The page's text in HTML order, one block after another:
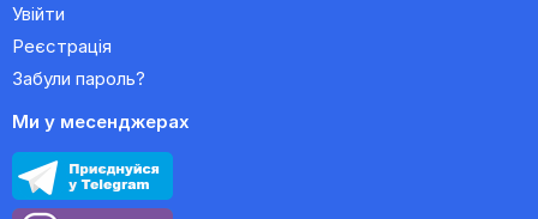
Увійти
Реєстрація
Забули пароль?
Ми у месенджерах